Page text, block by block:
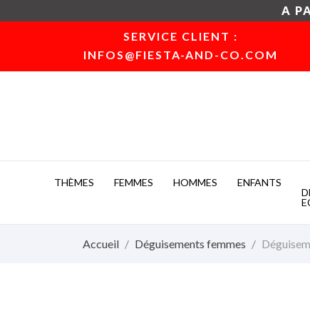
A
SERVICE CLIENT :
INFOS@FIESTA-AND-CO.COM
THÈMES FEMMES HOMMES ENFANTS
Accueil Déguisements femmes